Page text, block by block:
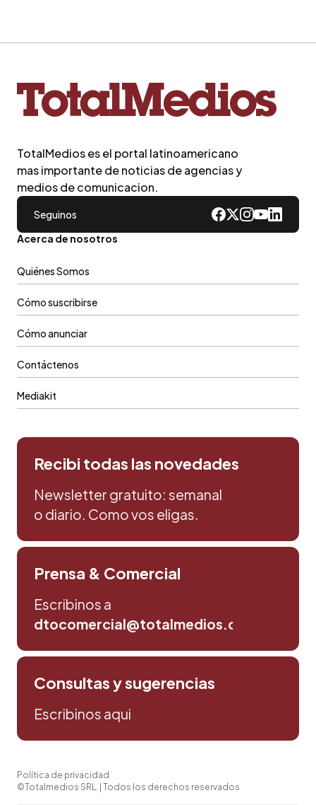
TotalMedios es el portal latinoamericano
mas importante de noticias de agencias y
medios de comunicacion.
Seguinos
Acerca de nosotros
Quiénes Somos
Cómo suscribirse
Cómo anunciar
Contáctenos
Mediakit
Recibi todas las novedades
Newsletter gratuito: semanal
o diario. Como vos eligas.
Prensa & Comercial
Escribinos a
dtocomercial@totalmedios.com
Consultas y sugerencias
Escribinos aqui
Política de privacidad
©Totalmedios SRL. | Todos los derechos reservados